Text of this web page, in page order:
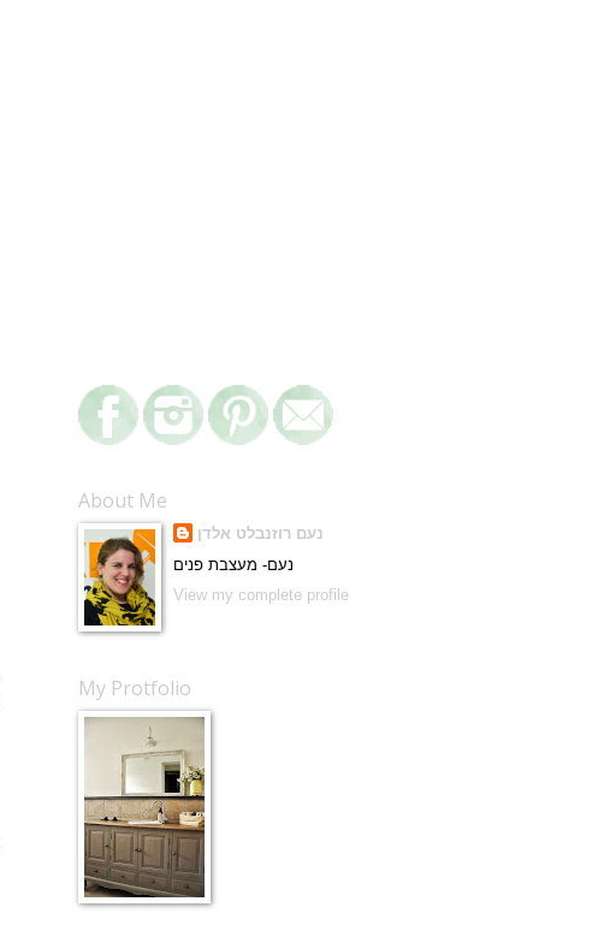
About Me
נעם רוזנבלט אלדן
נעם- מעצבת פנים
View my complete profile
My Protfolio